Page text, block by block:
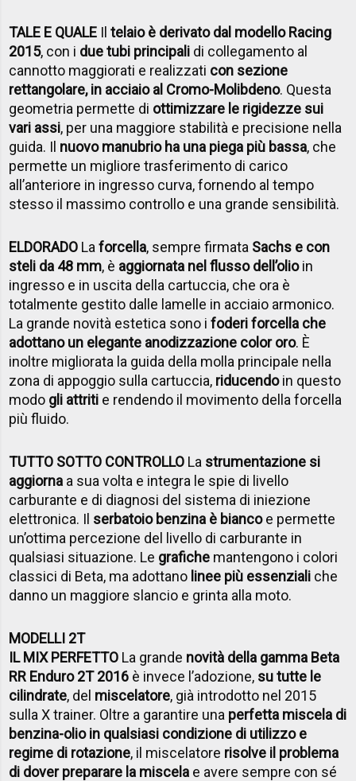
TALE E QUALE Iltelaio è derivato dal modello Racing
2015, con i due tubi principali di collegamento al
cannotto maggiorati e realizzati con sezione
rettangolare, in acciaio al Cromo-Molibdeno. Questa
geometria permette di ottimizzare le rigidezze sui
vari assi, per una maggiore stabilità e precisione nella
guida. Il nuovo manubrio ha una piega più bassa, che
permette un migliore trasferimento di carico
all’anteriore in ingresso curva, fornendo al tempo
stesso il massimo controllo e una grande sensibilità.
ELDORADO Laforcella, sempre firmata Sachs e con
steli da 48 mm, è aggiornata nel flusso dell’olioin
ingresso e in uscita della cartuccia, che ora è
totalmente gestito dalle lamelle in acciaio armonico.
La grande novità estetica sono ifoderi forcella che
adottano un elegante anodizzazione color oro. È
inoltre migliorata la guida della molla principale nella
zona di appoggio sulla cartuccia, riducendoin questo
modo gli attriti e rendendo il movimento della forcella
più fluido.
TUTTO SOTTO CONTROLLO La strumentazione si
aggiorna a sua volta e integra le spie di livello
carburante e di diagnosi del sistema di iniezione
elettronica. Il serbatoio benzina è biancoe permette
un’ottima percezione del livello di carburante in
qualsiasi situazione. Le grafiche mantengono i colori
classici di Beta, ma adottano linee più essenziali che
danno un maggiore slancio e grinta alla moto.
MODELLI 2T
IL MIX PERFETTO La grande novità della gamma Beta
RR Enduro 2T 2016 è invece l’adozione, su tutte le
cilindrate, del miscelatore, già introdotto nel 2015
sulla X trainer. Oltre a garantire una perfetta miscela di
benzina-olio in qualsiasi condizione di utilizzo e
regime di rotazione, il miscelatore risolve il problema
di dover preparare la miscela e avere sempre con sé